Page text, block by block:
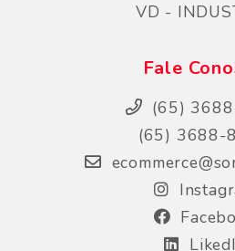
VD -
Fale
(65)
(65) 3688-